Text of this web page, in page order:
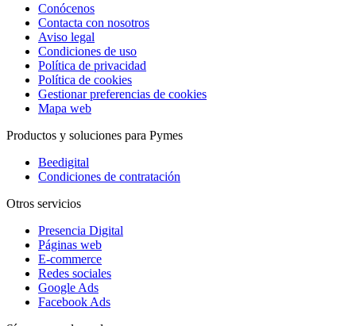
Conócenos
Contacta con nosotros
Aviso legal
Condiciones de uso
Política de privacidad
Política de cookies
Gestionar preferencias de cookies
Mapa web
Productos y soluciones para Pymes
Beedigital
Condiciones de contratación
Otros servicios
Presencia Digital
Páginas web
E-commerce
Redes sociales
Google Ads
Facebook Ads